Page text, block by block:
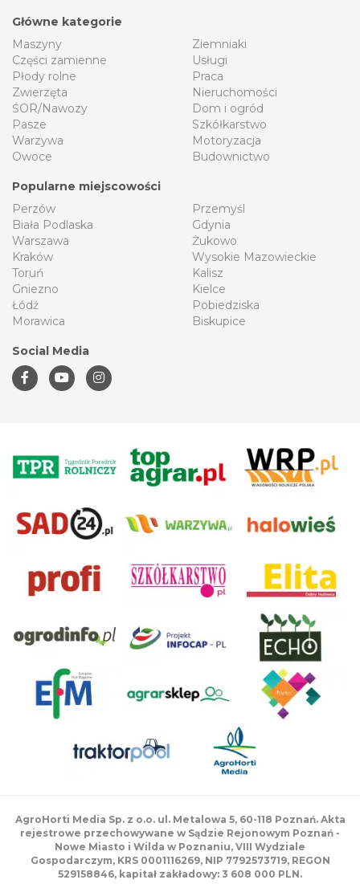
Główne kategorie
Maszyny
Części zamienne
Płody rolne
Zwierzęta
ŚOR/Nawozy
Pasze
Warzywa
Owoce
Ziemniaki
Usługi
Praca
Nieruchomości
Dom i ogród
Szkółkarstwo
Motoryzacja
Budownictwo
Popularne miejscowości
Perzów
Biała Podlaska
Warszawa
Kraków
Toruń
Gniezno
Łódź
Morawica
Przemyśl
Gdynia
Żukowo
Wysokie Mazowieckie
Kalisz
Kielce
Pobiedziska
Biskupice
Social Media
AgroHorti Media Sp. z o.o. ul. Metalowa 5, 60-118 Poznań. Akta
rejestrowe przechowywane w Sądzie Rejonowym Poznań -
Nowe Miasto i Wilda w Poznaniu, VIII Wydziale
Gospodarczym, KRS 0001116269, NIP 7792573719, REGON
529158846, kapitał zakładowy: 3 608 000 PLN.